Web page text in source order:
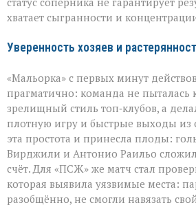
хватает сыгранности и
Уверенность хозяев и
«Мальорка» с первых минут
прагматично: команда не пыталась
зрелищный стиль топ‑клубов, а
плотную игру и быстрые выходы
эта простота и принесла плоды:
Вирджили и Антонио Раильо
счёт. Для «ПСЖ» же матч стал
которая выявила уязвимые места:
разобщённо, не смогли навязать